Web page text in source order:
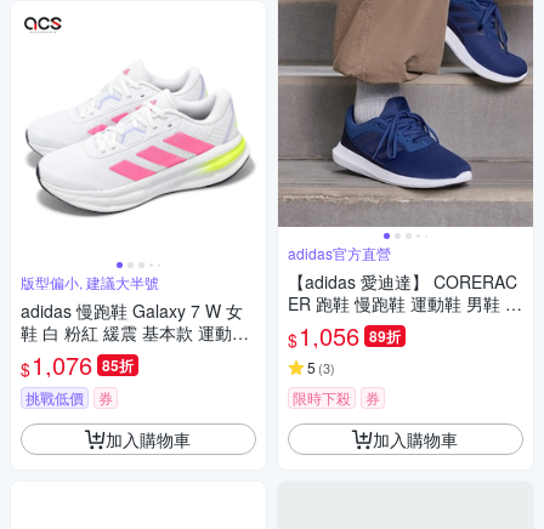
版型偏小, 建議大半號
adidas 慢跑鞋 Galaxy 7 W 女
鞋 白 粉紅 緩震 基本款 運動鞋
愛迪達 JI4604
$1,076 85折
挑戰低價 券
加入購物車
adidas官方直營
【adidas 愛迪達】 CORERAC
ER 跑鞋 慢跑鞋 運動鞋 男鞋 F
X3594
$1,056 89折
5 (3)
限時下殺 券
加入購物車